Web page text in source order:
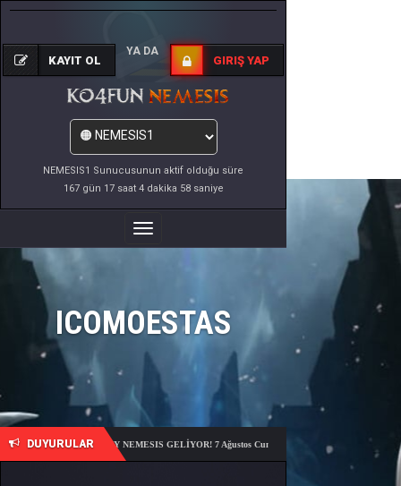
NEMESIS1 Sunucusunun aktif olduğu süre
167 gün 17 saat 4 dakika 58 saniye
KAYIT OL
YA DA
GIRIŞ YAP
Menüyü
Değiştir
ICOMOESTAS
DUYURULAR
🎓 6. ACADEMY NEMESIS GELİYOR! 7 Ağustos Cuma 21:00'da sunucu açılıyor – 10